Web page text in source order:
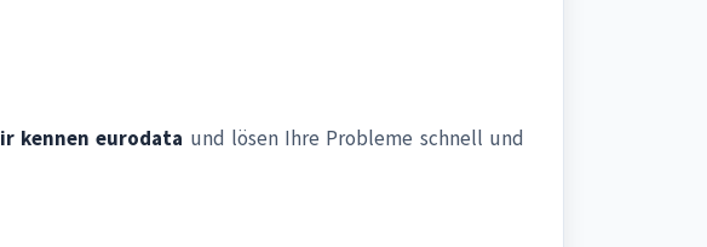
kennen eurodata und lösen Ihre Probleme schnell und